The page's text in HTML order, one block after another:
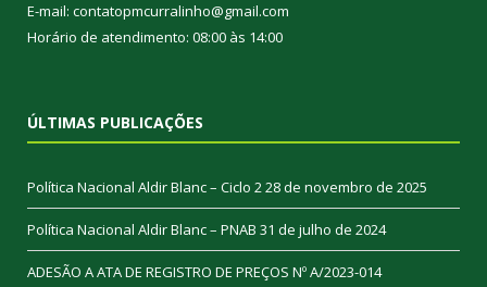
E-mail: contatopmcurralinho@gmail.com
Horário de atendimento: 08:00 às 14:00
ÚLTIMAS PUBLICAÇÕES
Política Nacional Aldir Blanc – Ciclo 228 de novembro de 2025
Política Nacional Aldir Blanc – PNAB 31 de julho de 2024
ADESÃO A ATA DE REGISTRO DE PREÇOS Nº A/2023-014